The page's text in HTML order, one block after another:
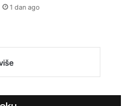
1 dan ago